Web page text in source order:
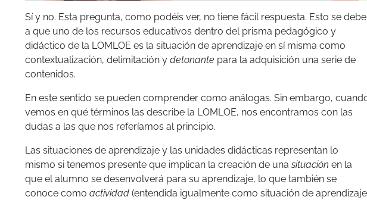
Sí y no. Esta pregunta, como podéis ver, no tiene fácil respuesta. Esto se debe
a que uno de los recursos educativos dentro del prisma pedagógico y
didáctico de la LOMLOE es la situación de aprendizaje en sí misma como
contextualización, delimitación y detonante para la adquisición una serie de
contenidos.
En este sentido se pueden comprender como análogas. Sin embargo,
vemos en qué términos las describe la LOMLOE, nos encontramos con las
dudas a las que nos referíamos al principio.
Las situaciones de aprendizaje y las unidades didácticas representan lo
mismo si tenemos presente que implican la creación de unasituación en la
que el alumno se desenvolverá para su aprendizaje, lo que también se
conoce como actividad (entendida igualmente como situación de